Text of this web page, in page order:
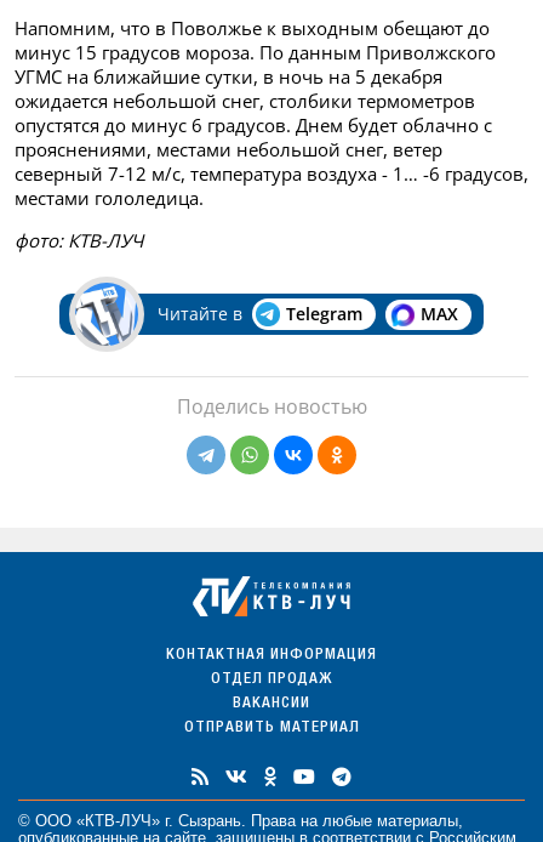
Напомним, что в Поволжье к выходным обещают до
минус 15 градусов мороза. По данным Приволжского
УГМС на ближайшие сутки, в ночь на 5 декабря
ожидается небольшой снег, столбики термометров
опустятся до минус 6 градусов. Днем будет облачно с
прояснениями, местами небольшой снег, ветер
северный 7-12 м/с, температура воздуха - 1… -6 градусов,
местами гололедица.
фото: КТВ-ЛУЧ
Читайте в Telegram MAX
Поделись новостью
КОНТАКТНАЯ ИНФОРМАЦИЯ
ОТДЕЛ ПРОДАЖ
ВАКАНСИИ
ОТПРАВИТЬ МАТЕРИАЛ
© ООО «КТВ-ЛУЧ» г. Сызрань. Права на любые материалы,
опубликованные на сайте, защищены в соответствии с Российским